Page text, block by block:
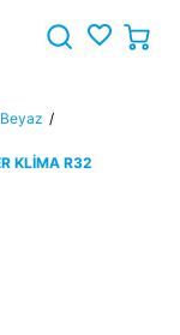
KLİMA R32